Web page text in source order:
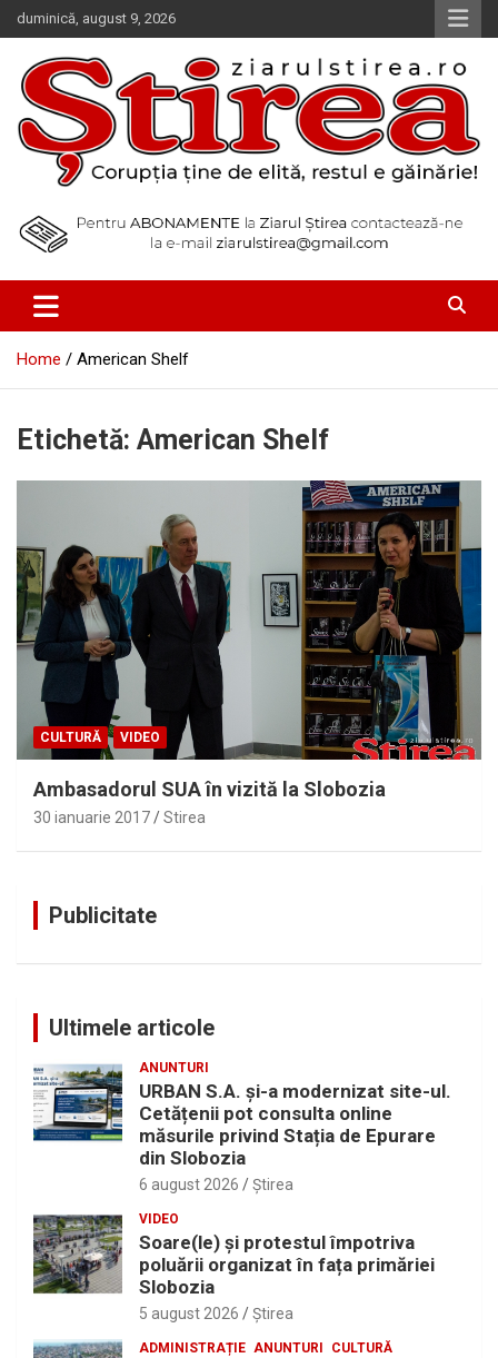
Skip
to
content
duminică, august 9, 2026
Ziarul Știrea
Home American Shelf
Etichetă: American Shelf
CULTURĂ VIDEO
Ambasadorul SUA în vizită la Slobozia
30 ianuarie 2017 Stirea
Publicitate
Ultimele articole
ANUNTURI
URBAN S.A. și-a modernizat site-ul.
Cetățenii pot consulta online
măsurile privind Stația de Epurare
din Slobozia
6 august 2026 Ştirea
VIDEO
Soare(le) și protestul împotriva
poluării organizat în fața primăriei
Slobozia
5 august 2026 Ştirea
ADMINISTRAȚIE ANUNTURI CULTURĂ